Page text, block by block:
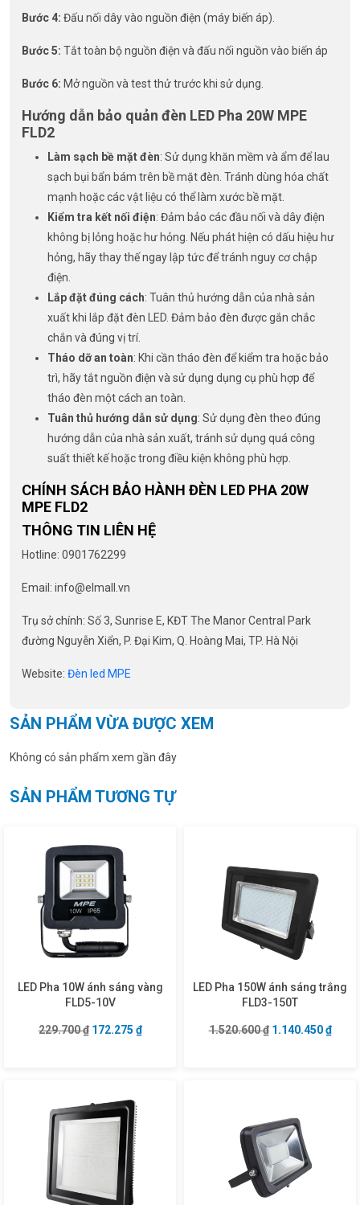
Bước 4: Đấu nối dây vào nguồn điện (máy biến áp).
Bước 5: Tắt toàn bộ nguồn điện và đấu nối nguồn vào biến áp
Bước 6: Mở nguồn và test thử trước khi sử dụng.
Hướng dẫn bảo quản đèn LED Pha 20W MPE
FLD2
Làm sạch bề mặt đèn: Sử dụng khăn mềm và ẩm để lau
sạch bụi bẩn bám trên bề mặt đèn. Tránh dùng hóa chất
mạnh hoặc các vật liệu có thể làm xước bề mặt.
Kiểm tra kết nối điện: Đảm bảo các đầu nối và dây điện
không bị lỏng hoặc hư hỏng. Nếu phát hiện có dấu hiệu hư
hỏng, hãy thay thế ngay lập tức để tránh nguy cơ chập
điện.
Lắp đặt đúng cách: Tuân thủ hướng dẫn của nhà sản
xuất khi lắp đặt đèn LED. Đảm bảo đèn được gắn chắc
chắn và đúng vị trí.
Tháo dỡ an toàn: Khi cần tháo đèn để kiểm tra hoặc bảo
trì, hãy tắt nguồn điện và sử dụng dụng cụ phù hợp để
tháo đèn một cách an toàn.
Tuân thủ hướng dẫn sử dụng: Sử dụng đèn theo đúng
hướng dẫn của nhà sản xuất, tránh sử dụng quá công
suất thiết kế hoặc trong điều kiện không phù hợp.
CHÍNH SÁCH BẢO HÀNH ĐÈN LED PHA 20W
MPE FLD2
THÔNG TIN LIÊN HỆ
Hotline: 0901762299
Email: info@elmall.vn
Trụ sở chính: Số 3, Sunrise E, KĐT The Manor Central Park
đường Nguyễn Xiển, P. Đại Kim, Q. Hoàng Mai, TP. Hà Nội
Website: Đèn led MPE
SẢN PHẨM VỪA ĐƯỢC XEM
Không có sản phẩm xem gần đây
SẢN PHẨM TƯƠNG TỰ
LED Pha 10W ánh sáng vàng
FLD5-10V
229.700₫ Giá gốc là: 229.700 ₫.
172.275 ₫Giá hiện tại là: 172.275 ₫.
LED Pha 150W ánh sáng trắng
FLD3-150T
1.520.600₫ Giá gốc là:
1.140.450₫Giá